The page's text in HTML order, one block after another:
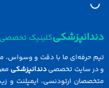
کلینیک تخصصی
حرفه‌ای ما با دقت و وسواس،
سایت تخصصیدندانپزشکیمعرفی
ارتودنسی، ایمپلنت و